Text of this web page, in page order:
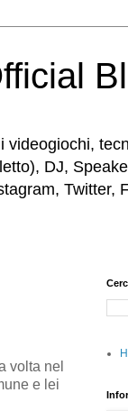
DJ,
Twitter,
volta nel
e lei